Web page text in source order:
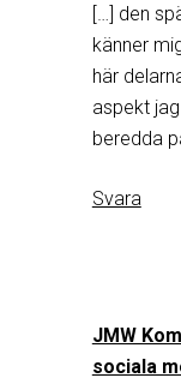
[…] den
känner
här
aspekt
beredda
Svara
JMW
sociala